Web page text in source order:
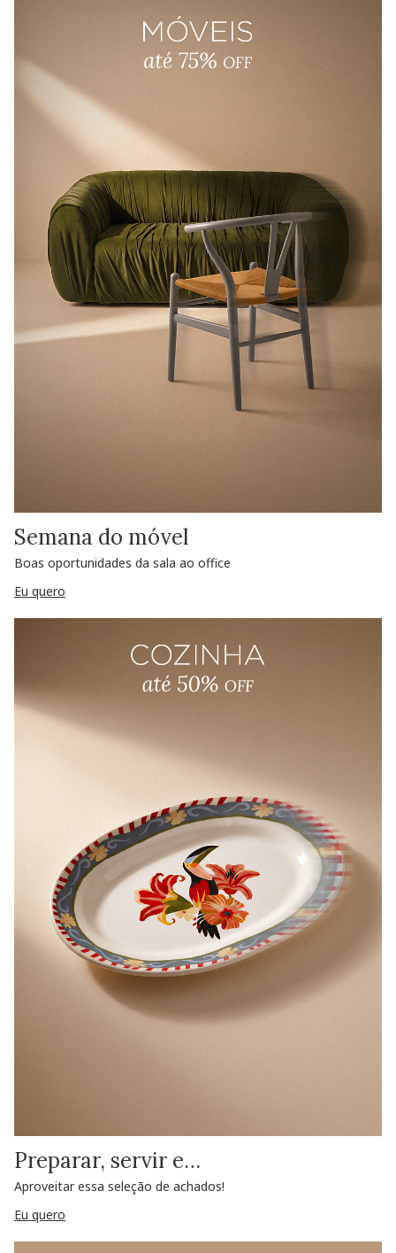
Semana do móvel
Boas oportunidades da sala ao office
Eu quero
Preparar, servir e…
Aproveitar essa seleção de achados!
Eu quero